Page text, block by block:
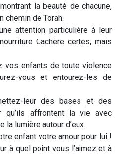
la beauté de chacune,
chemin de Torah.
attention particulière à leur
Cachère certes, mais
vos enfants de toute violence
vous et entourez-les de
leur des bases et des
qu’ils affrontent la vie avec
lumière autour d’eux.
enfant votre amour pour lui !
à quel point vous l’aimez et à